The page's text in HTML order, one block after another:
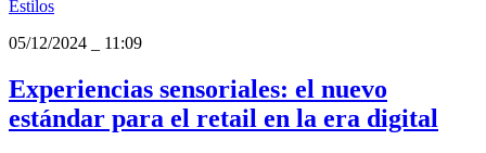
Estilos
05/12/2024
11:09
Experiencias sensoriales: el nuevo
estándar para el retail en la era digital